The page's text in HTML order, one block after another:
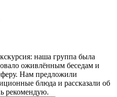
наша группа была
оживлённым беседам и
Нам предложили
блюда и рассказали об
рекомендую.